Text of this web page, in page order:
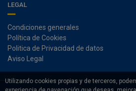
Utilizando cookies propias y de terceros,
LEGAL
Condiciones generales
Política de Cookies
Politica de Privacidad de datos
Aviso Legal